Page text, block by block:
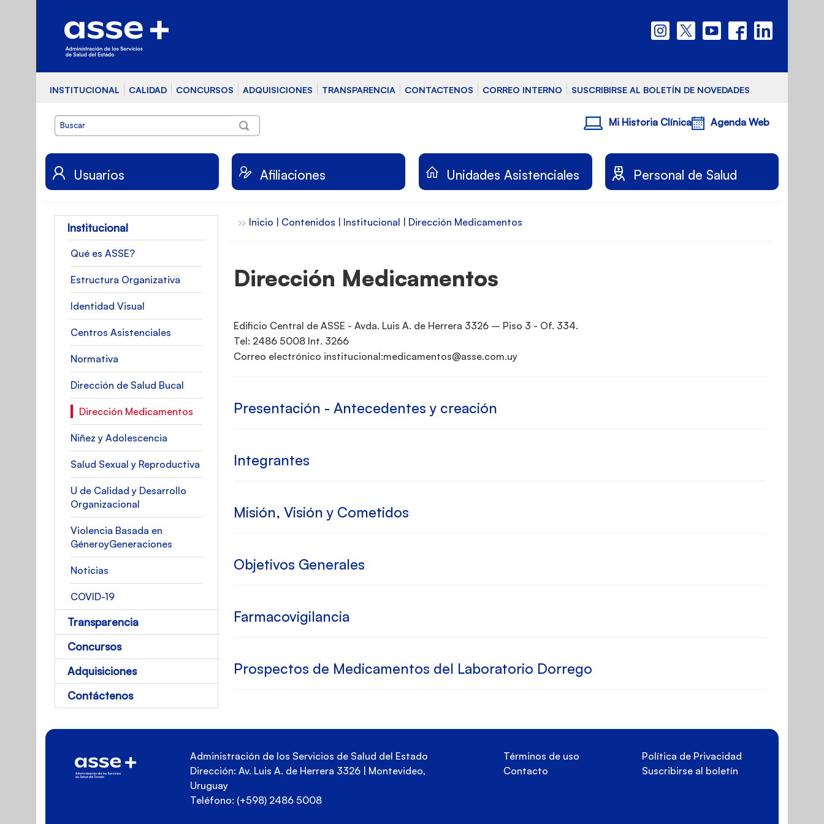
INSTITUCIONAL CALIDAD CONCURSOS ADQUISICIONES TRANSPARENCIA CONTACTENOS CORREO INTERNO SUSCRIBIRSE AL BOLETÍN DE NOVEDADES
Mi Historia Clínica Agenda Web
Usuarios Afiliaciones Unidades Asistenciales Personal de Salud
Institucional
Qué es ASSE?
Estructura Organizativa
Identidad Visual
Centros Asistenciales
Normativa
Dirección de Salud Bucal
Dirección Medicamentos
Niñez y Adolescencia
Salud Sexual y Reproductiva
U de Calidad y Desarrollo
Organizacional
Violencia Basada en
GéneroyGeneraciones
Noticias
COVID-19
Transparencia
Concursos
Adquisiciones
Contáctenos
Inicio | Contenidos | Institucional | Dirección Medicamentos
Dirección Medicamentos
Edificio Central de ASSE - Avda. Luis A. de Herrera 3326 – Piso 3 - Of. 334.
Tel: 2486 5008 Int. 3266
Correo electrónico institucional:yu.moc.essa@sotnemacidem
Presentación - Antecedentes y creación
Integrantes
Misión, Visión y Cometidos
Objetivos Generales
Farmacovigilancia
Prospectos de Medicamentos del Laboratorio Dorrego
Administración de los Servicios de Salud del Estado
Dirección: Av. Luis A. de Herrera 3326 | Montevideo,
Uruguay
Teléfono: (+598) 2486 5008
Términos de uso
Contacto
Política de Privacidad
Suscribirse al boletín